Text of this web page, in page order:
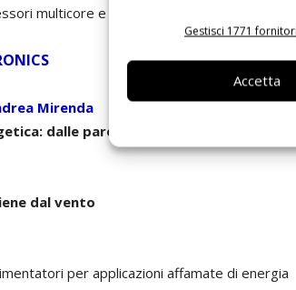
Gestisci 1771 fornitori
Accetta
multicore e virtualizzazione
Mirenda
dalle parole ai fatti
dal vento
per applicazioni affamate di energia